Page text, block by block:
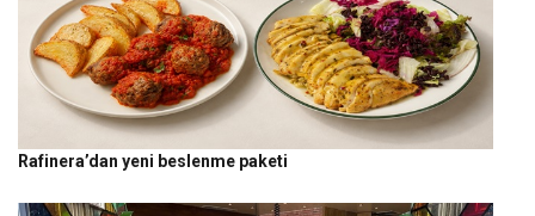
Rafinera’dan yeni beslenme paketi